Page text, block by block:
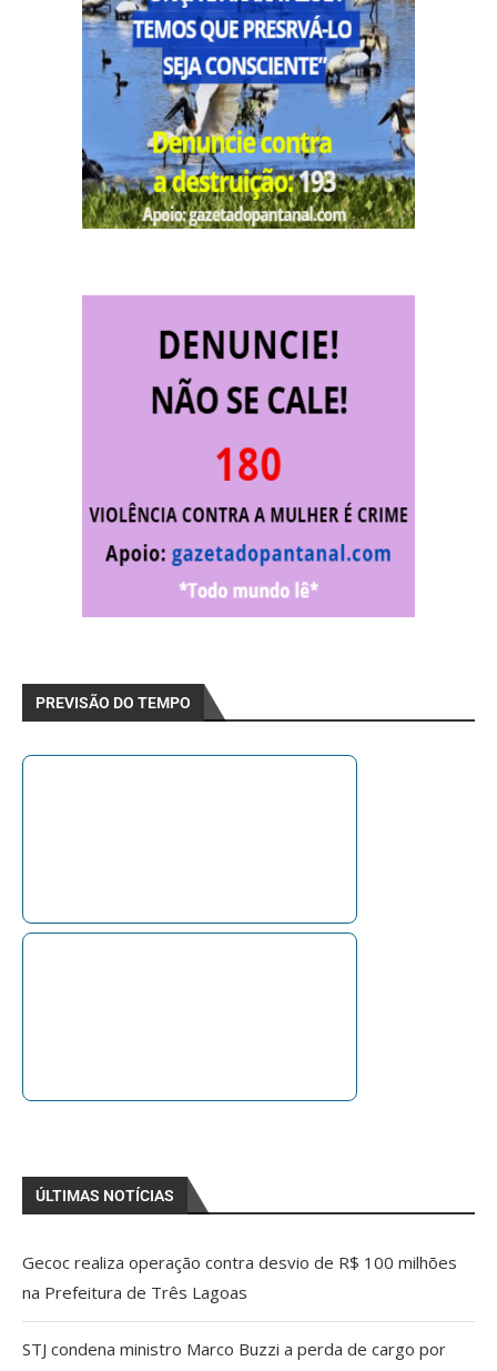
PREVISÃO DO TEMPO
ÚLTIMAS NOTÍCIAS
Gecoc realiza operação contra desvio de R$ 100 milhões
na Prefeitura de Três Lagoas
STJ condena ministro Marco Buzzi a perda de cargo por